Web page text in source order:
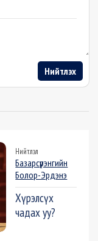
Нийтлэх
Нийтлэл
Базарсүрэнгийн
Болор-Эрдэнэ
Хүрэлсүх
чадах уу?